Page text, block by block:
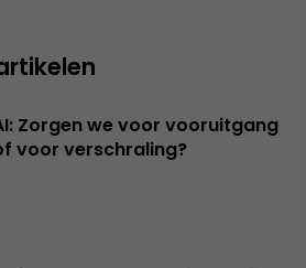
Zorgen we voor vooruitgang
voor verschraling?